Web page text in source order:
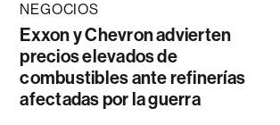
NEGOCIOS
Exxon y Chevron advierten
precios elevados de
combustibles ante refinerías
afectadas por la guerra